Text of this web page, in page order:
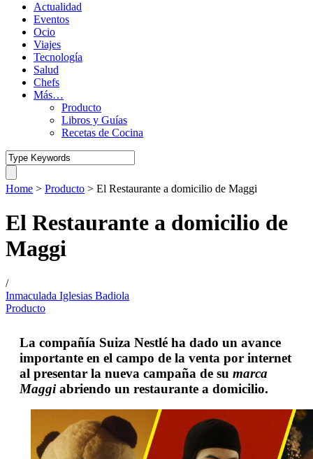
Actualidad
Eventos
Ocio
Viajes
Tecnología
Salud
Chefs
Más…
Producto
Libros y Guías
Recetas de Cocina
Home > Producto > El Restaurante a domicilio de Maggi
El Restaurante a domicilio de
Maggi
/
Inmaculada Iglesias Badiola
Producto
La compañía Suiza Nestlé ha dado un avance
importante en el campo de la venta por internet
al presentar la nueva campaña de su marca
Maggiabriendo un restaurante a domicilio.